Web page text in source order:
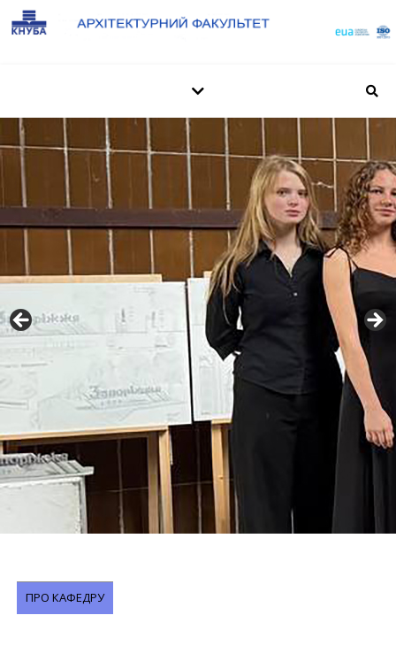
ПРО КАФЕДРУ